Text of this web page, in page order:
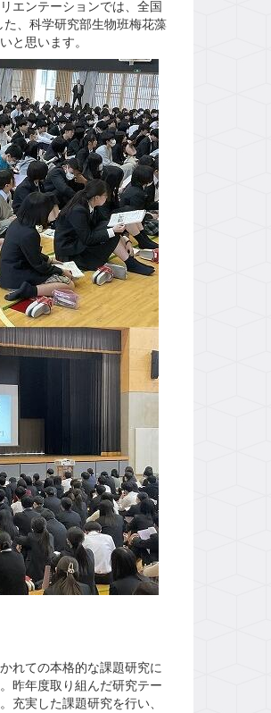
エンテーションでは、全国
、科学研究部生物班梅花藻
と思います。
れての本格的な課題研究に
昨年度取り組んだ研究テー
実した課題研究を行い、